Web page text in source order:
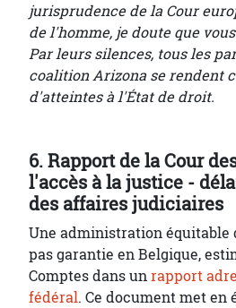
jurisprudence de la Cour
de l'homme, je doute que
Par leurs silences, tous les
coalition Arizona se rendent
d'atteintes à l'État de droit.
6. Rapport de la Cour
l'accès à la justice -
des affaires judiciaires
Une administration équitable
pas garantie en Belgique,
Comptes dans unrapport
fédéral. Ce document met en